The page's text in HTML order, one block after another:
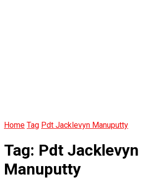
Home Tag Pdt Jacklevyn Manuputty
Tag: Pdt Jacklevyn
Manuputty